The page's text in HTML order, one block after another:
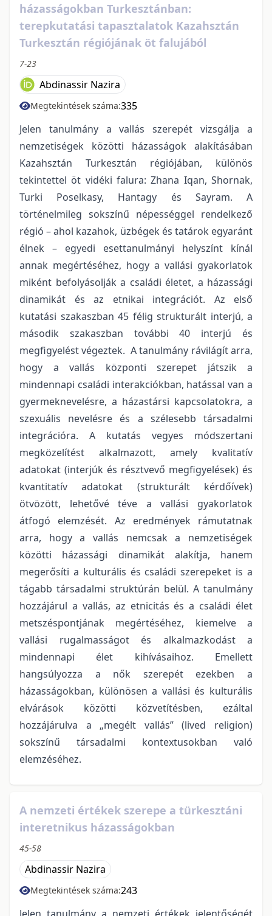
házasságokban Turkesztánban:
terepkutatási tapasztalatok Kazahsztán
Turkesztán régiójának öt falujából
7-23
Abdinassir Nazira
Megtekintések száma:335
Jelen tanulmány a vallás szerepét vizsgálja a
nemzetiségek közötti házasságok alakításában
Kazahsztán Turkesztán régiójában, különös
tekintettel öt vidéki falura: Zhana Iqan, Shornak,
Turki Poselkasy, Hantagy és Sayram. A
történelmileg sokszínű népességgel rendelkező
régió – ahol kazahok, üzbégek és tatárok egyaránt
élnek – egyedi esettanulmányi helyszínt kínál
annak megértéséhez, hogy a vallási gyakorlatok
miként befolyásolják a családi életet, a házassági
dinamikát és az etnikai integrációt. Az első
kutatási szakaszban 45 félig strukturált interjú, a
második szakaszban további 40 interjú és
megfigyelést végeztek. A tanulmány rávilágít arra,
hogy a vallás központi szerepet játszik a
mindennapi családi interakciókban, hatással van a
gyermeknevelésre, a házastársi kapcsolatokra, a
szexuális nevelésre és a szélesebb társadalmi
integrációra. A kutatás vegyes módszertani
megközelítést alkalmazott, amely kvalitatív
adatokat (interjúk és résztvevő megfigyelések) és
kvantitatív adatokat (strukturált kérdőívek)
ötvözött, lehetővé téve a vallási gyakorlatok
átfogó elemzését. Az eredmények rámutatnak
arra, hogy a vallás nemcsak a nemzetiségek
közötti házassági dinamikát alakítja, hanem
megerősíti a kulturális és családi szerepeket is a
tágabb társadalmi struktúrán belül. A tanulmány
hozzájárul a vallás, az etnicitás és a családi élet
metszéspontjának megértéséhez, kiemelve a
vallási rugalmasságot és alkalmazkodást a
mindennapi élet kihívásaihoz. Emellett
hangsúlyozza a nők szerepét ezekben a
házasságokban, különösen a vallási és kulturális
elvárások közötti közvetítésben, ezáltal
hozzájárulva a „megélt vallás” (lived religion)
sokszínű társadalmi kontextusokban való
elemzéséhez.
A nemzeti értékek szerepe a türkesztáni
interetnikus házasságokban
45-58
Abdinassir Nazira
Megtekintések száma:243